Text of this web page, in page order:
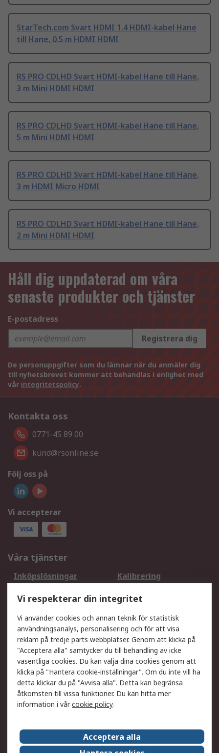
StarTech.com Svart HDMI 1.4 HDMI-kabel Hane
till Hane, 0.5 m HDMI HDMI
RS PRO CDLHD Svart HDMI-kabel Hane till Hane,
3 m Mini HDMI HDMI
RS PRO CDLHD Svart HDMI-kabel Hane till Hane,
5 m Mini HDMI HDMI
RS PRO CDLHD Svart HDMI-kabel Hane till Hane,
3 m HDMI Micro HDMI
RS PRO CDLHD Svart HDMI-kabel Hane till Hane,
2 m Mini HDMI HDMI
Håll dig uppdaterad om våra
senaste produkter och tjänster
E-postadress
Registrera dig
De personuppgifter som du lämnar när du anmäler dig
till nyhetsbrevet kommer att behandlas i enlighet med
vår integritetspolicy.
Kontakta oss
0771-45 89 00
kund@rsonline.se
Följ oss på
Vi accepterar
Våra tjänster
Inköpslösningar
Kalibrering
DesignSpark
Teknisk Support
Ditt lokala säljteam
Exportlösningar
Support
Få hjälp
Retur av varor
Leverans
Spåra din order
Begär en fakturakopi
Fördelar med RS-konto
Betalningsalternativ
Om RS Försäljningsvillkor
Vi respekterar din integritet
Vi använder cookies och annan teknik för statistisk
användningsanalys, personalisering och för att visa
reklam på tredje parts webbplatser. Genom att klicka på
"Acceptera alla" samtycker du till behandling av icke
väsentliga cookies. Du kan välja dina cookies genom att
klicka på "Hantera cookie-inställningar". Om du inte vill ha
detta klickar du på "Avvisa alla". Detta kan begränsa
åtkomsten till vissa funktioner. Du kan hitta mer
information i vårcookie policy.
Acceptera alla